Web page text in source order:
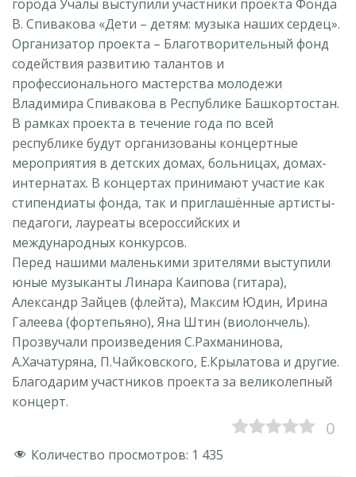
города Учалы выступили участники проекта Фонда
В. Спивакова «Дети – детям: музыка наших сердец».
Организатор проекта – Благотворительный фонд
содействия развитию талантов и
профессионального мастерства молодежи
Владимира Спивакова в Республике Башкортостан.
В рамках проекта в течение года по всей
республике будут организованы концертные
мероприятия в детских домах, больницах, домах-
интернатах. В концертах принимают участие как
стипендиаты фонда, так и приглашённые артисты-
педагоги, лауреаты всероссийских и
международных конкурсов.
Перед нашими маленькими зрителями выступили
юные музыканты Линара Каипова (гитара),
Александр Зайцев (флейта), Максим Юдин, Ирина
Галеева (фортепьяно), Яна Штин (виолончель).
Прозвучали произведения С.Рахманинова,
А.Хачатуряна, П.Чайковского, Е.Крылатова и другие.
Благодарим участников проекта за великолепный
концерт.
0
Количество просмотров: 1 435